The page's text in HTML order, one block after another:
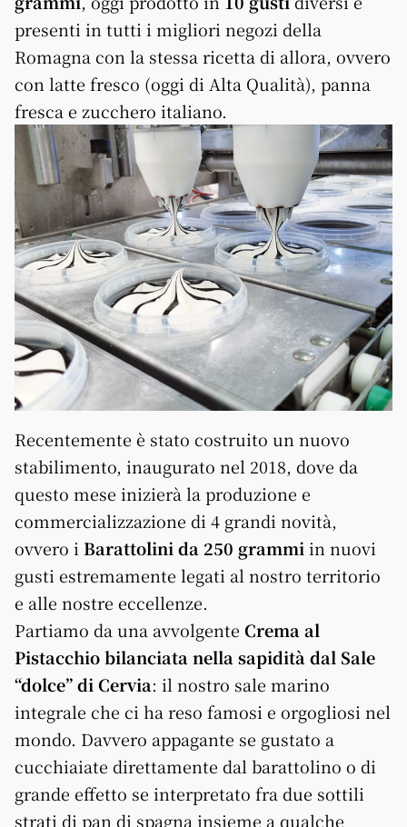
presenti in tutti i migliori negozi della
Romagna con la stessa ricetta di allora, ovvero
con latte fresco (oggi di Alta Qualità), panna
fresca e zucchero italiano.
Recentemente è stato costruito un nuovo
stabilimento, inaugurato nel 2018, dove da
questo mese inizierà la produzione e
commercializzazione di 4 grandi novità,
ovvero i Barattolini da 250 grammi in nuovi
gusti estremamente legati al nostro territorio
e alle nostre eccellenze.
Partiamo da una avvolgente Crema al
Pistacchio bilanciata nella sapidità dal Sale
“dolce” di Cervia: il nostro sale marino
integrale che ci ha reso famosi e orgogliosi nel
mondo. Davvero appagante se gustato a
cucchiaiate direttamente dal barattolino o di
grande effetto se interpretato fra due sottili
strati di pan di spagna insieme a qualche